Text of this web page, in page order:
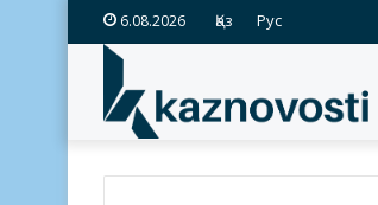
6.08.2026 Қаз Рус